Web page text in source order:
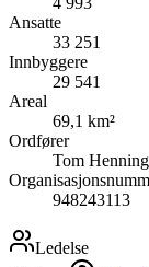
Ansatte
33 251
Innbyggere
29 541
Areal
69,1 km²
Ordfører
Tom
948243113
Ledelse